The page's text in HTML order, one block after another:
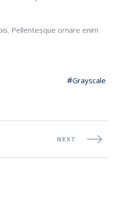
Pellentesque ornare enim
Grayscale
NEXT